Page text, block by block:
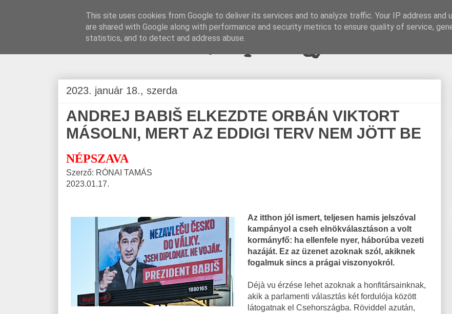
BLOGÁSZAT, napi blogjava
2023. január 18., szerda
ANDREJ BABIŠ ELKEZDTE ORBÁN VIKTORT
MÁSOLNI, MERT AZ EDDIGI TERV NEM JÖTT BE
NÉPSZAVA
Szerző: RÓNAI TAMÁS
2023.01.17.
Az itthon jól ismert, teljesen hamis jelszóval
kampányol a cseh elnökválasztáson a volt
kormányfő: ha ellenfele nyer, háborúba vezeti
hazáját. Ez az üzenet azoknak szól, akiknek
fogalmuk sincs a prágai viszonyokról.
Déjà vu érzése lehet azoknak a honfitársainknak,
akik a parlamenti választás két fordulója között
látogatnak el Csehországba. Röviddel azután,
This site uses cookies from Google to deliver its services and to analyze traffic. Your IP address and
are shared with Google along with performance and security metrics to ensure quality of service,
statistics, and to detect and address abuse.